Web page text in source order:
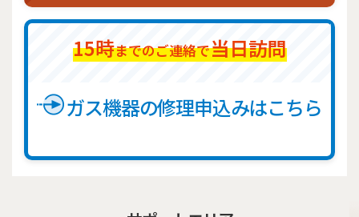
15時までのご連絡で当日訪問
ガス機器の修理申込みはこちら